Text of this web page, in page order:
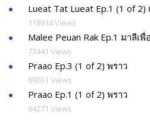
Lueat Tat Lueat Ep.1 (1 of 2)
118914 Views
Malee Peuan Rak Ep.1 มาลีเ
73441 Views
Praao Ep.3 (1 of 2) พราว
69031 Views
Praao Ep.1 (1 of 2) พราว
64271 Views